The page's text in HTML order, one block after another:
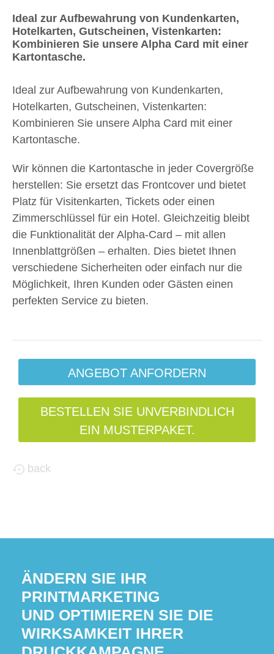
Ideal zur Aufbewahrung von Kundenkarten,
Hotelkarten, Gutscheinen, Vistenkarten:
Kombinieren Sie unsere Alpha Card mit einer
Kartontasche.
Ideal zur Aufbewahrung von Kundenkarten,
Hotelkarten, Gutscheinen, Vistenkarten:
Kombinieren Sie unsere Alpha Card mit einer
Kartontasche.
Wir können die Kartontasche in jeder Covergröße
herstellen: Sie ersetzt das Frontcover und bietet
Platz für Visitenkarten, Tickets oder einen
Zimmerschlüssel für ein Hotel. Gleichzeitig bleibt
die Funktionalität der Alpha-Card – mit allen
Innenblattgrößen – erhalten. Dies bietet Ihnen
verschiedene Sicherheiten oder einfach nur die
Möglichkeit, Ihren Kunden oder Gästen einen
perfekten Service zu bieten.
ANGEBOT ANFORDERN
BESTELLEN SIE UNVERBINDLICH
EIN MUSTERPAKET.
back
ÄNDERN SIE IHR
PRINTMARKETING
UND OPTIMIEREN SIE DIE
WIRKSAMKEIT IHRER